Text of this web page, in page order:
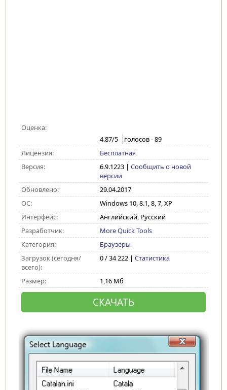
Оценка:
4.87/5 голосов -89
Лицензия:
Бесплатная
Версия:
6.9.1223| Сообщить о новой
версии
Обновлено:
29.04.2017
ОС:
Windows 10, 8.1, 8, 7, XP
Интерфейс:
Английский, Русский
Разработчик:
More Quick Tools
Категория:
Браузеры
Загрузок (сегодня/
всего):
0 / 34 222 | Статистика
Размер: 1,16 Мб
СКАЧАТЬ